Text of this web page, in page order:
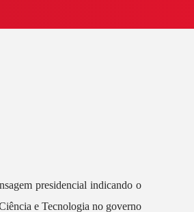
presidencial indicando o
e Tecnologia no governo